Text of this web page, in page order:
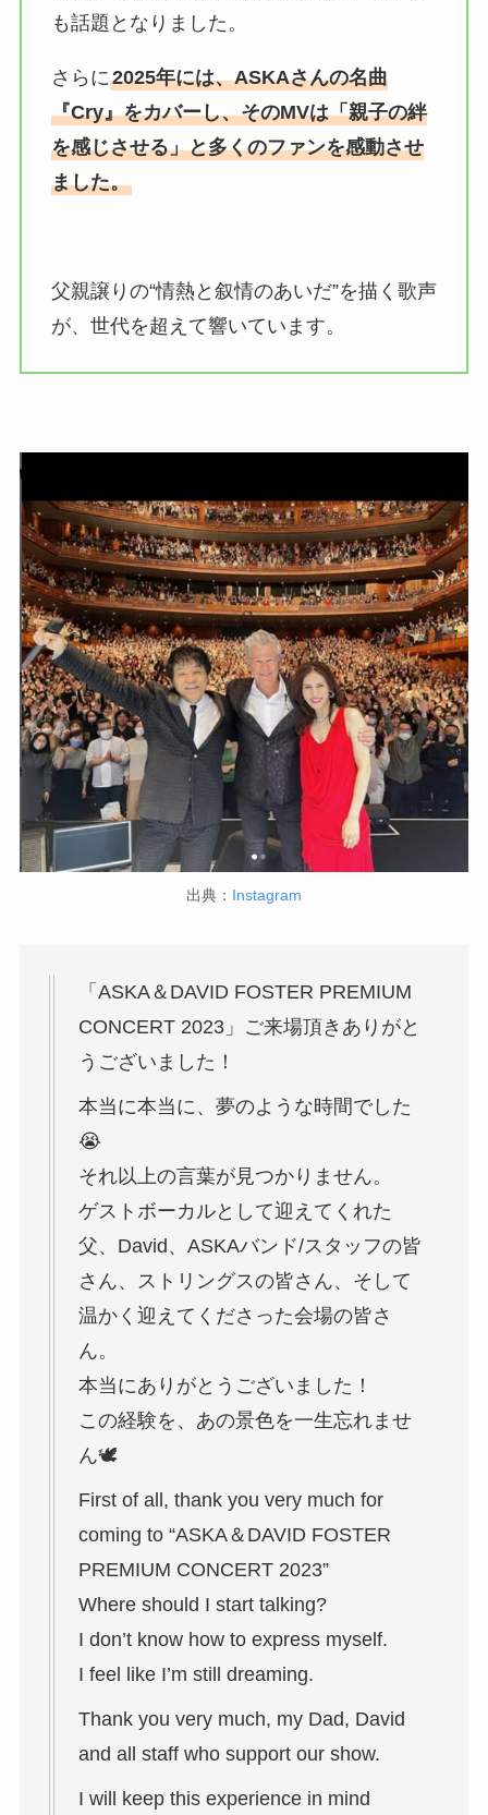
も話題となりました。
さらに2025年には、ASKAさんの名曲
『Cry』をカバーし、そのMVは「親子の絆
を感じさせる」と多くのファンを感動させ
ました。
父親譲りの“情熱と叙情のあいだ”を描く歌声
が、世代を超えて響いています。
出典： Instagram
「ASKA＆DAVID FOSTER PREMIUM
CONCERT 2023」ご来場頂きありがと
うございました！
本当に本当に、夢のような時間でした
😭
それ以上の言葉が見つかりません。
ゲストボーカルとして迎えてくれた
父、David、ASKAバンド/スタッフの皆
さん、ストリングスの皆さん、そして
温かく迎えてくださった会場の皆さ
ん。
本当にありがとうございました！
この経験を、あの景色を一生忘れませ
ん🕊
First of all, thank you very much for
coming to “ASKA＆DAVID FOSTER
PREMIUM CONCERT 2023”
Where should I start talking?
I don’t know how to express myself.
I feel like I’m still dreaming.
Thank you very much, my Dad, David
and all staff who support our show.
I will keep this experience in mind